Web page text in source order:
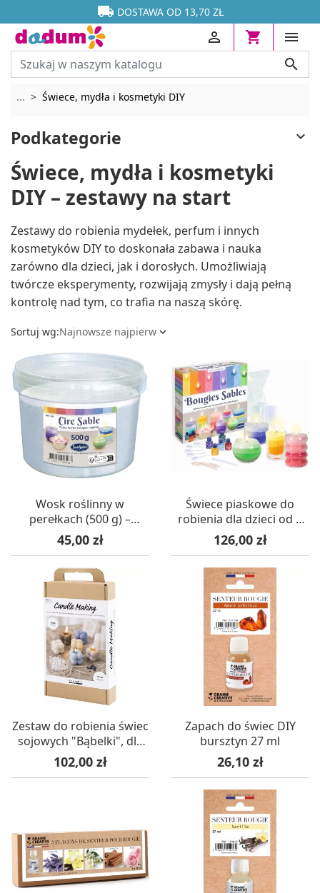

 DOSTAWA OD 13,70 ZŁ






... Rozwiń breadcrumbs
Świece, mydła i kosmetyki DIY
Podkategorie 
Świece, mydła i kosmetyki
DIY – zestawy na start
Zestawy do robienia mydełek, perfum i innych
kosmetyków DIY to doskonała zabawa i nauka
zarówno dla dzieci, jak i dorosłych. Umożliwiają
twórcze eksperymenty, rozwijają zmysły i dają pełną
kontrolę nad tym, co trafia na naszą skórę.
Sortuj wg:Najnowsze najpierw 
Wosk roślinny w
perełkach (500 g) –
SentoSphere
Cena
45,00 zł
Świece piaskowe do
robienia dla dzieci od 8
lat, SentoSphere
Cena
126,00 zł
Zestaw do robienia świec
sojowych "Bąbelki", dla
początkujących
Cena
102,00 zł
Zapach do świec DIY
bursztyn 27 ml
Cena
26,10 zł